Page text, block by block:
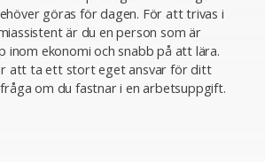
göras för dagen. För att trivas i
är du en person som är
inom ekonomi och snabb på att lära.
att ta ett stort eget ansvar för ditt
om du fastnar i en arbetsuppgift.